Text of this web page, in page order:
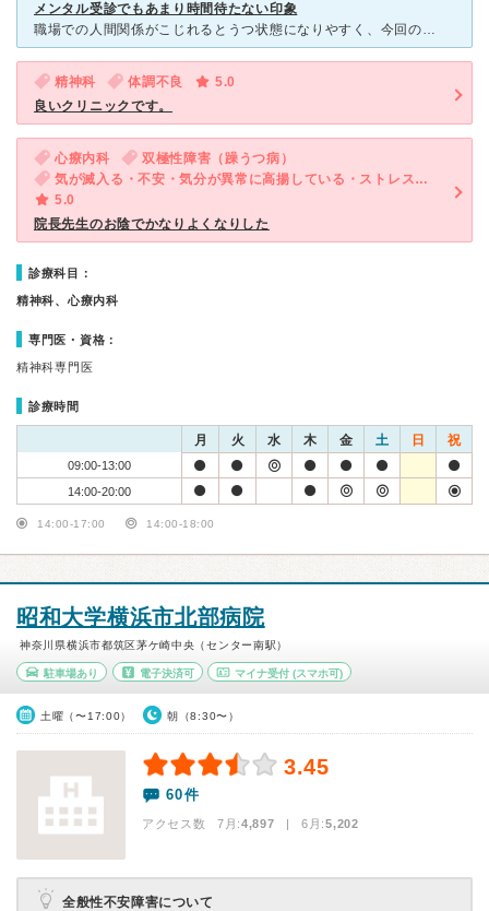
メンタル受診でもあまり時間待たない印象
職場での人間関係がこじれるとうつ状態になりやすく、今回の受診でも症状を伝えたところ案の定精神安定剤的なものを処方されました。受診時の問診票に「薬の処方は避けたい」旨を記入していましたが、先生からは「薬
精神科 体調不良
5.0
良いクリニックです。
心療内科
双極性障害（躁うつ病）
気が滅入る・不安・気分が異常に高揚している・ストレス・汗が止まらない・多汗・体重増加
5.0
院長先生のお陰でかなりよくなりした
診療科目：
精神科、心療内科
専門医・資格：
精神科専門医
診療時間
月 火 水 木 金 土 日 祝
09:00-13:00
14:00-20:00
14:00-17:00 14:00-18:00
昭和大学横浜市北部病院
神奈川県横浜市都筑区茅ケ崎中央（センター南駅）
駐車場あり 電子決済可 マイナ受付 (スマホ可)
土曜（〜17:00） 朝（8:30〜）
3.45
60件
アクセス数 7月:4,897 | 6月:5,202
全般性不安障害について